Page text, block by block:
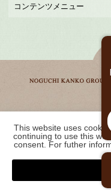
コンテンツメニュー
野口観光グループ一覧
2026 北湯沢温
野口観光グル
This website uses
continuing to use this
consent. For futher